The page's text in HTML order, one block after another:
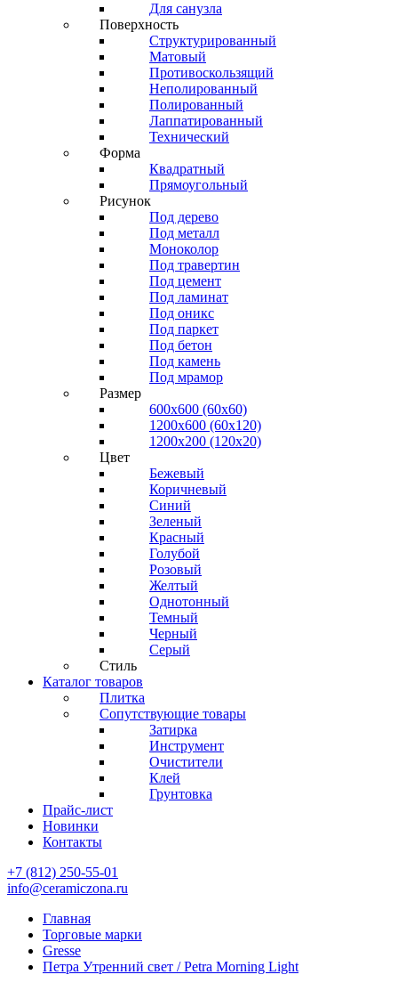
Для санузла
Поверхность
Структурированный
Матовый
Противоскользящий
Неполированный
Полированный
Лаппатированный
Технический
Форма
Квадратный
Прямоугольный
Рисунок
Под дерево
Под металл
Моноколор
Под травертин
Под цемент
Под ламинат
Под оникс
Под паркет
Под бетон
Под камень
Под мрамор
Размер
600х600 (60х60)
1200х600 (60х120)
1200х200 (120x20)
Цвет
Бежевый
Коричневый
Синий
Зеленый
Красный
Голубой
Розовый
Желтый
Однотонный
Темный
Черный
Серый
Стиль
Каталог товаров
Плитка
Сопутствующие товары
Затирка
Инструмент
Очистители
Клей
Грунтовка
Прайс-лист
Новинки
Контакты
+7 (812) 250-55-01
info@ceramiczona.ru
Главная
Торговые марки
Gresse
Петра Утренний свет / Petra Morning Light